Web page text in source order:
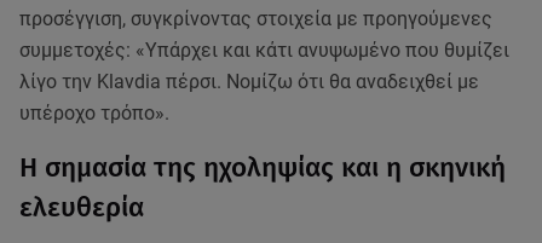
προσέγγιση, συγκρίνοντας στοιχεία με προηγούμενες
συμμετοχές: «Υπάρχει και κάτι ανυψωμένο που θυμίζει
λίγο την Klavdia πέρσι. Νομίζω ότι θα αναδειχθεί με
υπέροχο τρόπο».
Η σημασία της ηχοληψίας και η σκηνική
ελευθερία